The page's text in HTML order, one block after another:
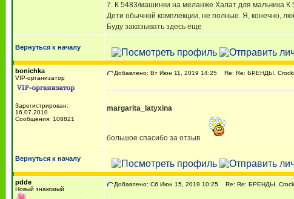
7. К 5483/машинки на меланже Халат для мальчика К
Дети обычной комплекции, не полные. Я, конечно,
Буду заказывать здесь еще
Вернуться к началу
bonichka
VIP-организатор
Зарегистрирован:
16.07.2010
Сообщения: 108821
Добавлено: Вт Июн 11, 2019 14:25 Re: Re: БРЕНДЫ.
margarita_latyxina
большое спасибо за отзыв
Вернуться к началу
pdde
Новый знакомый
Добавлено: Сб Июн 15, 2019 10:25 Re: Re: БРЕНДЫ.